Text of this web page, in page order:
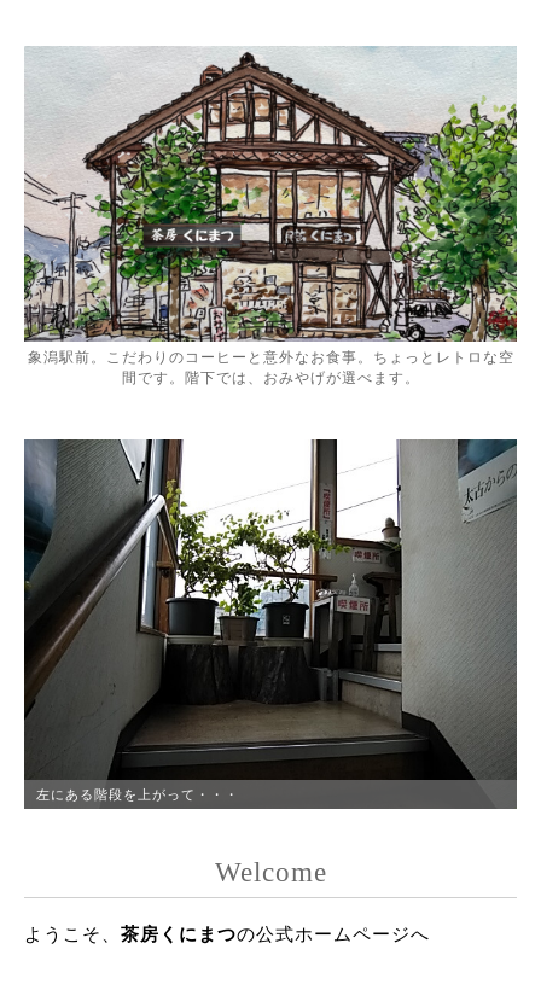
象潟駅前。こだわりのコーヒーと意外なお食事。ちょっとレトロな空
間です。階下では、おみやげが選べます。
左にある階段を上がって・・・
Welcome
ようこそ、 茶房くにまつの公式ホームページへ